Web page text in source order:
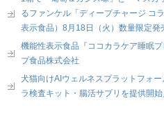
るファンケル「ディープチャージ コ
表示食品）8月18日（火）数量限定発
機能性表示食品『ココカラケア睡眠
プ食品株式会社
犬猫向けAIウェルネスプラットフォ
ラ検査キット・腸活サプリを提供開